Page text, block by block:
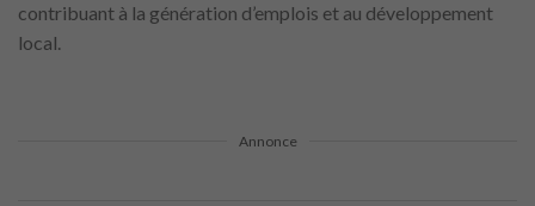
contribuant à la génération d’emplois et au développement
local.
Annonce